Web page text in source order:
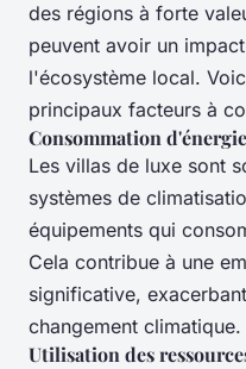
des régions à forte
peuvent avoir un
l'écosystème local.
principaux facteurs à
Consommation
Les villas de luxe sont
systèmes de
équipements qui
Cela contribue à une
significative,
changement climatique.
Utilisation des